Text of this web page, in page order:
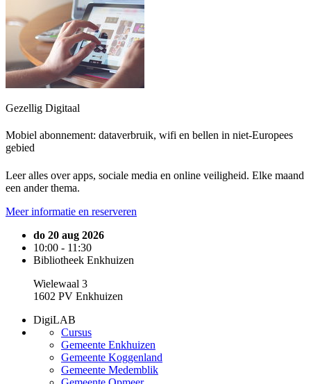
Gezellig Digitaal
Mobiel abonnement: dataverbruik, wifi en bellen in niet-Europees
gebied
Leer alles over apps, sociale media en online veiligheid. Elke maand
een ander thema.
Meer informatie en reserveren
do 20 aug 2026
10:00 - 11:30
Bibliotheek Enkhuizen
Wielewaal 3
1602 PV Enkhuizen
DigiLAB
Cursus
Gemeente Enkhuizen
Gemeente Koggenland
Gemeente Medemblik